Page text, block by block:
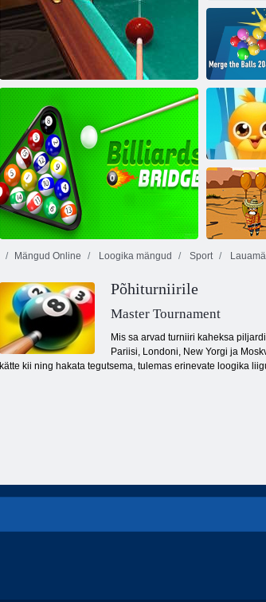
Parim Venemaa piljard
Piljard 3d
Ühendage
2048:
Top
sõbrad
Mängud Online Loogika mängud Sport
Põhiturniirile
Master Tournament
Mis sa arvad turniiri kaheksa
Pariisi, Londoni, New Yorgi ja
kätte kii ning hakata tegutsema, tulemas erinevate loogika